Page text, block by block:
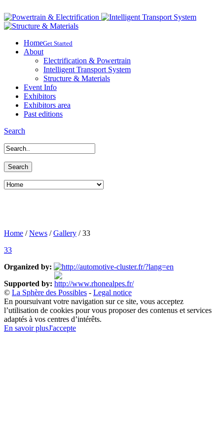
HomeGet Started
About
Electrification & Powertrain
Intelligent Transport System
Structure & Materials
Event Info
Exhibitors
Exhibitors area
Past editions
Search
Home / News / Gallery / 33
33
Organized by:
Supported by:
© La Sphère des Possibles - Legal notice
En poursuivant votre navigation sur ce site, vous acceptez
l’utilisation de cookies pour vous proposer des contenus et services
adaptés à vos centres d’intérêts.
En savoir plusJ'accepte